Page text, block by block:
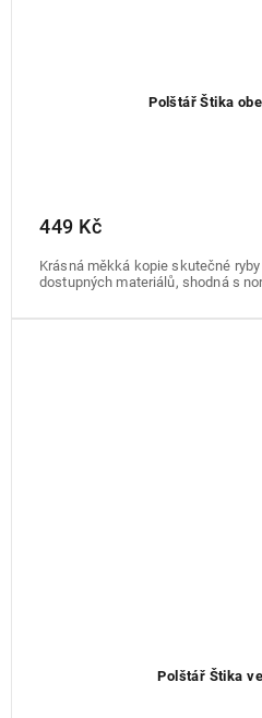
Polštář Štika
449 Kč
Krásná měkká kopie skutečné
dostupných materiálů, shodná s
Polštář Štika